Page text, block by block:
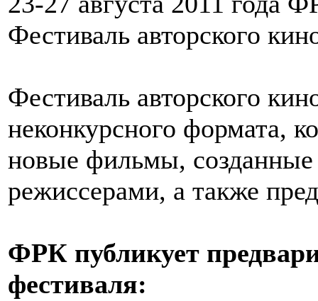
Фестиваль авторского
Фестиваль авторского
неконкурсного формата,
новые фильмы,
режиссерами, а также
ФРК публикует
фестиваля: